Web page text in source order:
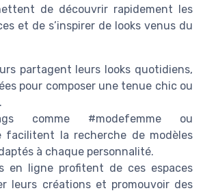
de découvrir rapidement les
et de s’inspirer de looks venus du
partagent leurs looks quotidiens,
pour composer une tenue chic ou
comme #modefemme ou
facilitent la recherche de modèles
à chaque personnalité.
en ligne profitent de ces espaces
leurs créations et promouvoir des